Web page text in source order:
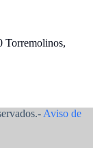
Torremolinos,
Aviso de